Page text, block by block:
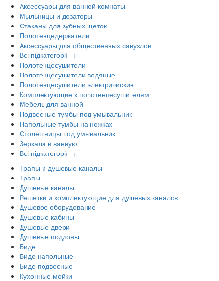
Аксессуары для ванной комнаты
Мыльницы и дозаторы
Стаканы для зубных щеток
Полотенцедержатели
Аксессуары для общественных санузлов
Всі підкатегорії →
Полотенцесушители
Полотенцесушители водяные
Полотенцесушители электричиские
Комплектующие к полотенцесушителям
Мебель для ванной
Подвесные тумбы под умывальник
Напольные тумбы на ножках
Столешницы под умывальник
Зеркала в ванную
Всі підкатегорії →
Трапы и душевые каналы
Трапы
Душевые каналы
Решетки и комплектующие для душевых каналов
Душевое оборудование
Душевые кабины
Душевые двери
Душевые поддоны
Биде
Биде напольные
Биде подвесные
Кухонные мойки